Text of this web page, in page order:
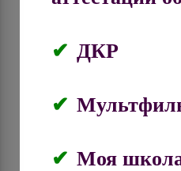
ДКР
Моя